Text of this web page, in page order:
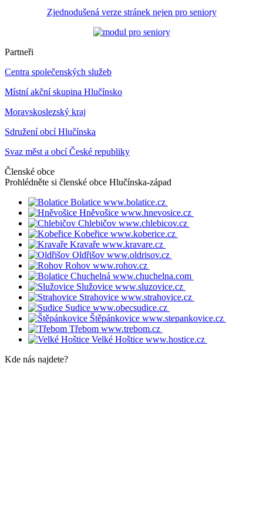
Zjednodušená verze stránek nejen pro seniory
Partneři
Centra společenských služeb
Místní akční skupina Hlučínsko
Moravskoslezský kraj
Sdružení obcí Hlučínska
Svaz měst a obcí České republiky
Členské obce
Prohlédněte si členské obce Hlučínska-západ
Bolatice www.bolatice.cz
Hněvošice www.hnevosice.cz
Chlebičov www.chlebicov.cz
Kobeřice www.koberice.cz
Kravaře www.kravare.cz
Oldřišov www.oldrisov.cz
Rohov www.rohov.cz
Chuchelná www.chuchelna.com
Služovice www.sluzovice.cz
Strahovice www.strahovice.cz
Sudice www.obecsudice.cz
Štěpánkovice www.stepankovice.cz
Třebom www.trebom.cz
Velké Hoštice www.hostice.cz
Kde nás najdete?